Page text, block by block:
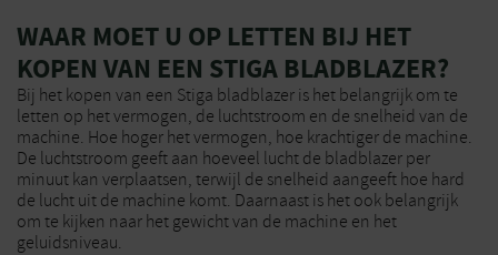
WAAR MOET U OP LETTEN BIJ HET
KOPEN VAN EEN STIGA BLADBLAZER?
Bij het kopen van een Stiga bladblazer is het belangrijk om te
letten op het vermogen, de luchtstroom en de snelheid van de
machine. Hoe hoger het vermogen, hoe krachtiger de machine.
De luchtstroom geeft aan hoeveel lucht de bladblazer per
minuut kan verplaatsen, terwijl de snelheid aangeeft hoe hard
de lucht uit de machine komt. Daarnaast is het ook belangrijk
om te kijken naar het gewicht van de machine en het
geluidsniveau.